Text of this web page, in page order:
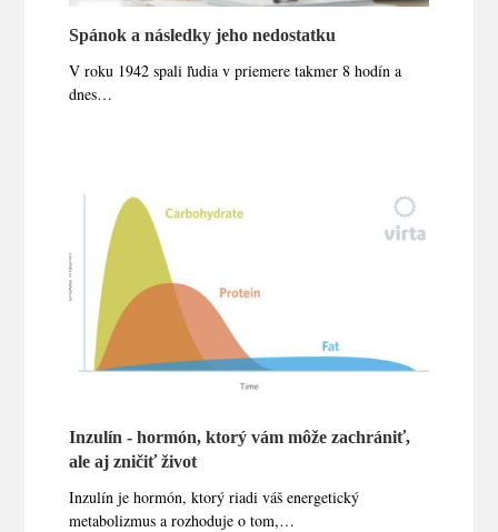
Spánok a následky jeho nedostatku
V roku 1942 spali ľudia v priemere takmer 8 hodín a
dnes…
Inzulín - hormón, ktorý vám môže zachrániť,
ale aj zničiť život
Inzulín je hormón, ktorý riadi váš energetický
metabolizmus a rozhoduje o tom,…